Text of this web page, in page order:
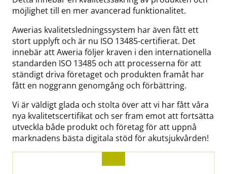
möjlighet till en mer avancerad funktionalitet.
Awerias kvalitetsledningssystem har även fått ett
stort upplyft och är nu ISO 13485-certifierat. Det
innebär att Aweria följer kraven i den internationella
standarden ISO 13485 och att processerna för att
ständigt driva företaget och produkten framåt har
fått en noggrann genomgång och förbättring.
Vi är väldigt glada och stolta över att vi har fått våra
nya kvalitetscertifikat och ser fram emot att fortsätta
utveckla både produkt och företag för att uppnå
marknadens bästa digitala stöd för akutsjukvården!